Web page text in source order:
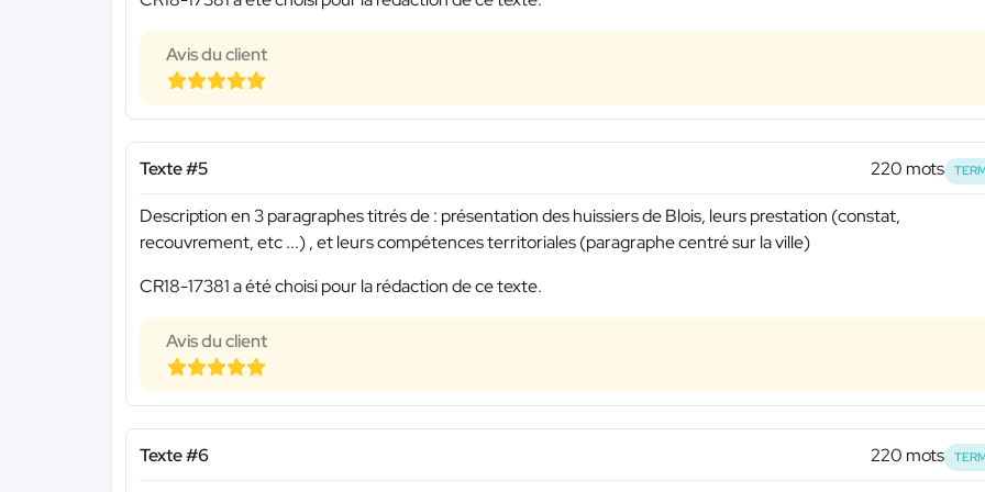
Avis du client
Texte #5 220 mots
Description en 3 paragraphes titrés de : présentation des huissiers de Blois, leurs prestation (constat,
recouvrement, etc ...) , et leurs compétences territoriales (paragraphe centré sur la ville)
CR18-17381 a été choisi pour la rédaction de ce texte.
Avis du client
Texte #6 220 mots